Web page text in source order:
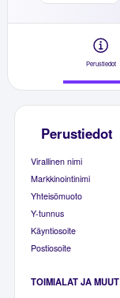
Perustiedot
Perustiedot
Virallinen nimi
Markkinointinimi
Yhteisömuoto
Y-tunnus
Käyntiosoite
Postiosoite
TOIMIALAT JA